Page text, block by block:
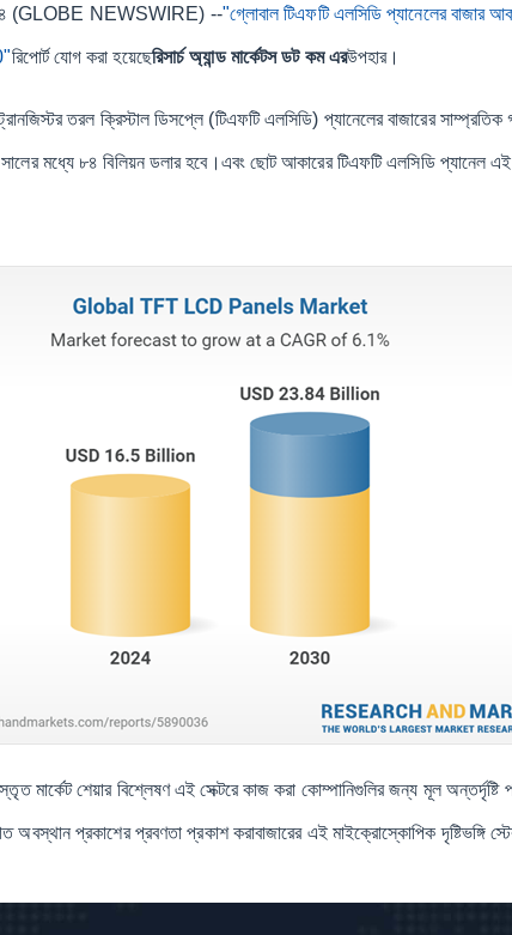
(GLOBE NEWSWIRE) --"গ্লোবাল টিএফটি এলসিডি প্যানেলের বাজার
রিপোর্ট যোগ করা হয়েছেরিসার্চ অ্যান্ড মার্কেটস ডট কম এরউপহার।
ট্রানজিস্টর তরল ক্রিস্টাল ডিসপ্লে (টিএফটি এলসিডি) প্যানেলের বাজারের
সালের মধ্যে ৮৪ বিলিয়ন ডলার হবে।এবং ছোট আকারের টিএফটি এলসিডি প্যানেল
মার্কেট শেয়ার বিশ্লেষণ এই সেক্টরে কাজ করা কোম্পানিগুলির জন্য মূল
প্রকাশের প্রবণতা প্রকাশ করাবাজারের এই মাইক্রোস্কোপিক দৃষ্টিভঙ্গি